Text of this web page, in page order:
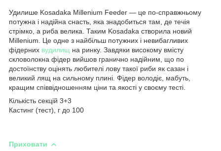
Удилише Kosadaka Millenium Feeder ― це по-справжньому
потужна і надійна снасть, яка знадобиться там, де течія
стрімко, а риба велика. Таким Kosadaka створила новий
Millenium. Це одне з найбільш потужних і невибагливих
фідерних вудилищ на ринку. Завдяки високому вмісту
скловолокна фідер вийшов гранично надійним, що по
достоїнству оцінять любителі лову такої риби як сазан і
великий лящ на сильному плині. Фідер володіє, мабуть,
кращим співвідношенням ціни та якості у своєму тесті.
Кількість секцій 3+3
Кастинг (тест), г до 100
Приховати